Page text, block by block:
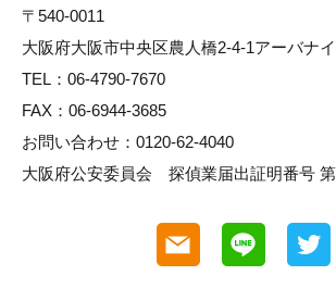
〒540-0011
大阪府大阪市中央区農人橋2-4-1アーバナ
TEL：06-4790-7670
FAX：06-6944-3685
お問い合わせ：0120-62-4040
大阪府公安委員会 探偵業届出証明番号 第